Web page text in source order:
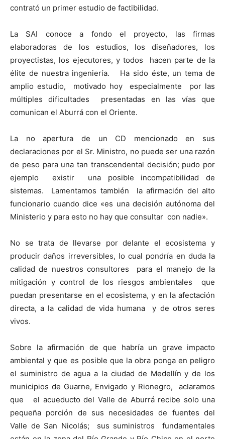
contrató un primer estudio de factibilidad.
La SAI conoce a fondo el proyecto, las firmas
elaboradoras de los estudios, los diseñadores, los
proyectistas, los ejecutores, y todos hacen parte de la
élite de nuestra ingeniería. Ha sido éste, un tema de
amplio estudio, motivado hoy especialmente por las
múltiples dificultades presentadas en las vías que
comunican el Aburrá con el Oriente.
La no apertura de un CD mencionado en sus
declaraciones por el Sr. Ministro, no puede ser una razón
de peso para una tan transcendental decisión; pudo por
ejemplo existir una posible incompatibilidad de
sistemas. Lamentamos también la afirmación del alto
funcionario cuando dice «es una decisión autónoma del
Ministerio y para esto no hay que consultar con nadie».
No se trata de llevarse por delante el ecosistema y
producir daños irreversibles, lo cual pondría en duda la
calidad de nuestros consultores para el manejo de la
mitigación y control de los riesgos ambientales que
puedan presentarse en el ecosistema, y en la afectación
directa, a la calidad de vida humana y de otros seres
vivos.
Sobre la afirmación de que habría un grave impacto
ambiental y que es posible que la obra ponga en peligro
el suministro de agua a la ciudad de Medellín y de los
municipios de Guarne, Envigado y Rionegro, aclaramos
que el acueducto del Valle de Aburrá recibe solo una
pequeña porción de sus necesidades de fuentes del
Valle de San Nicolás; sus suministros fundamentales